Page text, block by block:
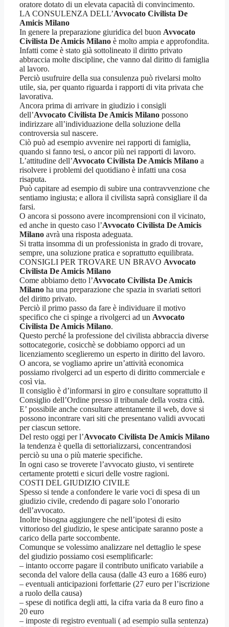
oratore dotato di un elevata capacità di convincimento.
LA CONSULENZA DELL’Avvocato Civilista De
Amicis Milano
In genere la preparazione giuridica del buon Avvocato
Civilista De Amicis Milano è molto ampia e approfondita.
Infatti come è stato già sottolineato il diritto privato
abbraccia molte discipline, che vanno dal diritto di famiglia
al lavoro.
Perciò usufruire della sua consulenza può rivelarsi molto
utile, sia, per quanto riguarda i rapporti di vita privata che
lavorativa.
Ancora prima di arrivare in giudizio i consigli
dell’Avvocato Civilista De Amicis Milano possono
indirizzare all’individuazione della soluzione della
controversia sul nascere.
Ciò può ad esempio avvenire nei rapporti di famiglia,
quando si fanno tesi, o ancor più nei rapporti di lavoro.
L’attitudine dell’Avvocato Civilista De Amicis Milano a
risolvere i problemi del quotidiano è infatti una cosa
risaputa.
Può capitare ad esempio di subire una contravvenzione che
sentiamo ingiusta; e allora il civilista saprà consigliare il da
farsi.
O ancora si possono avere incomprensioni con il vicinato,
ed anche in questo caso l’Avvocato Civilista De Amicis
Milano avrà una risposta adeguata.
Si tratta insomma di un professionista in grado di trovare,
sempre, una soluzione pratica e soprattutto equilibrata.
CONSIGLI PER TROVARE UN BRAVO Avvocato
Civilista De Amicis Milano
Come abbiamo detto l’Avvocato Civilista De Amicis
Milano ha una preparazione che spazia in svariati settori
del diritto privato.
Perciò il primo passo da fare è individuare il motivo
specifico che ci spinge a rivolgerci ad un Avvocato
Civilista De Amicis Milano.
Questo perché la professione del civilista abbraccia diverse
sottocategorie, cosicchè se dobbiamo opporci ad un
licenziamento sceglieremo un esperto in diritto del lavoro.
O ancora, se vogliamo aprire un’attività economica
possiamo rivolgerci ad un esperto di diritto commerciale e
così via.
Il consiglio è d’informarsi in giro e consultare soprattutto il
Consiglio dell’Ordine presso il tribunale della vostra città.
E’ possibile anche consultare attentamente il web, dove si
possono incontrare vari siti che presentano validi avvocati
per ciascun settore.
Del resto oggi per l’Avvocato Civilista De Amicis Milano
la tendenza è quella di settorializzarsi, concentrandosi
perciò su una o più materie specifiche.
In ogni caso se troverete l’avvocato giusto, vi sentirete
certamente protetti e sicuri delle vostre ragioni.
COSTI DEL GIUDIZIO CIVILE
Spesso si tende a confondere le varie voci di spesa di un
giudizio civile, credendo di pagare solo l’onorario
dell’avvocato.
Inoltre bisogna aggiungere che nell’ipotesi di esito
vittorioso del giudizio, le spese anticipate saranno poste a
carico della parte soccombente.
Comunque se volessimo analizzare nel dettaglio le spese
del giudizio possiamo cosi esemplificarle:
– intanto occorre pagare il contributo unificato variabile a
seconda del valore della causa (dalle 43 euro a 1686 euro)
– eventuali anticipazioni forfettarie (27 euro per l’iscrizione
a ruolo della causa)
– spese di notifica degli atti, la cifra varia da 8 euro fino a
20 euro
– imposte di registro eventuali ( ad esempio sulla sentenza)